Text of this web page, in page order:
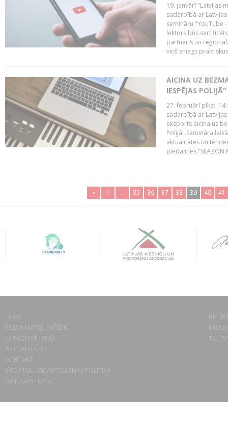
19. janvārī "Latvijas
sadarbībā ar
semināru "YouTube
lektors būs
partneris un
viņš sniegs
AICINA UZ
IESPĒJAS POLIJĀ"
27. februārī plkst.
sadarbībā ar
eksports aicina uz
Polijā".Semināra
aktualitātes un
piedalīties "SEAZON
« 1 .. 35 36 37 38 39 40 41
LAIPA
ES IZMANTOJU MŪZIKU
ES RADU MŪZIKU
AKTUALITĀTES
KONTAKTI
SĪKDATŅU IZMANTOŠANAS POLITIKA
DATU APSTRĀDE
TEL.